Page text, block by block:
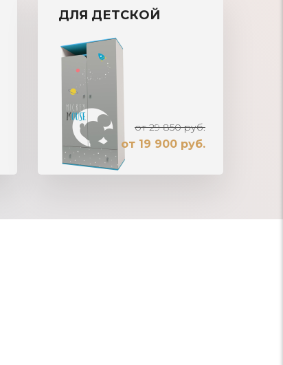
ДЛЯ ДЕТСКОЙ
от 29 850 руб.
от 19 900 руб.